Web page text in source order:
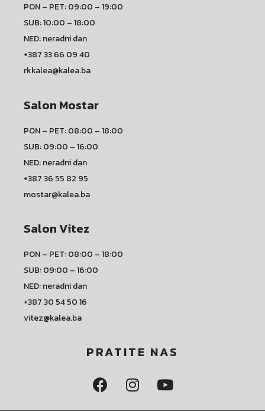
PON – PET: 09:00 – 19:00
SUB: 10:00 – 18:00
NED: neradni dan
+387 33 66 09 40
rkkalea@kalea.ba
Salon Mostar
PON – PET: 08:00 – 18:00
SUB: 09:00 – 16:00
NED: neradni dan
+387 36 55 82 95
mostar@kalea.ba
Salon Vitez
PON – PET: 08:00 – 18:00
SUB: 09:00 – 16:00
NED: neradni dan
+387 30 54 50 16
vitez@kalea.ba
PRATITE NAS